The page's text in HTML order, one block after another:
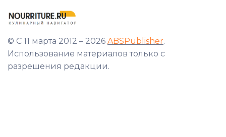
© С 11 марта 2012 – 2026 ABSPublisher.
Использование материалов только с
разрешения редакции.